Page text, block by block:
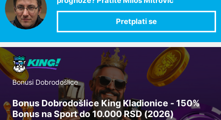
Bonusi Dobrodošlice
Bonus Dobrodošlice King Kladionice - 150%
Bonus na Sport do 10.000 RSD (2026)